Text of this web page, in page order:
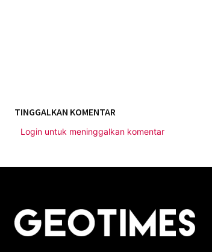
TINGGALKAN KOMENTAR
Login untuk meninggalkan komentar